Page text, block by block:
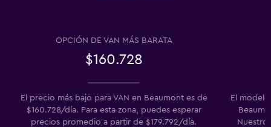
OPCIÓN DE VAN MÁS BARATA
$160.728
El precio más bajo para VAN en Beaumont es de
$160.728/día. Para esta zona, puedes esperar
precios promedio a partir de $179.792/día.
El